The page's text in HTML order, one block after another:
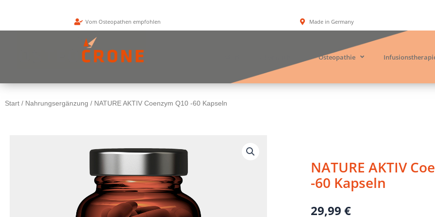
springen
Vom Osteopathen empfohlen Made in Germany
Osteopathie
Start / Nahrungsergänzung / NATURE AKTIV Coenzym Q10 -60 Kapseln
NATURE AKTIV
-60 Kapseln
29,99 €